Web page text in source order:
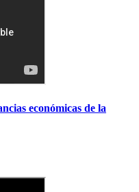
económicas de la